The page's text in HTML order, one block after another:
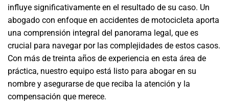
influye significativamente en el resultado de su caso. Un
abogado con enfoque en accidentes de motocicleta aporta
una comprensión integral del panorama legal, que es
crucial para navegar por las complejidades de estos casos.
Con más de treinta años de experiencia en esta área de
práctica, nuestro equipo está listo para abogar en su
nombre y asegurarse de que reciba la atención y la
compensación que merece.